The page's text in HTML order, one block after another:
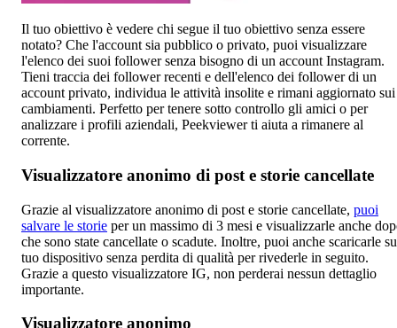
Il tuo obiettivo è vedere chi segue il tuo obiettivo senza essere
notato? Che l'account sia pubblico o privato, puoi visualizzare
l'elenco dei suoi follower senza bisogno di un account Instagram.
Tieni traccia dei follower recenti e dell'elenco dei follower di un
account privato, individua le attività insolite e rimani aggiornato sui
cambiamenti. Perfetto per tenere sotto controllo gli amici o per
analizzare i profili aziendali, Peekviewer ti aiuta a rimanere al
corrente.
Visualizzatore anonimo di post e storie cancellate
Grazie al visualizzatore anonimo di post e storie cancellate, puoi
salvare le storie per un massimo di 3 mesi e visualizzarle anche
che sono state cancellate o scadute. Inoltre, puoi anche scaricarle
tuo dispositivo senza perdita di qualità per rivederle in seguito.
Grazie a questo visualizzatore IG, non perderai nessun dettaglio
importante.
Visualizzatore anonimo